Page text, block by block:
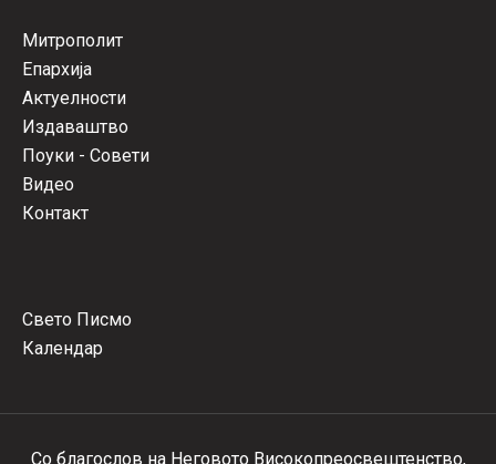
Митрополит
Епархија
Актуелности
Издаваштво
Поуки - Совети
Видео
Контакт
Свето Писмо
Календар
Со благослов на Неговото Високопреосвештенство,